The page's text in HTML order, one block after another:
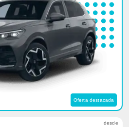
Oferta destacada
desde